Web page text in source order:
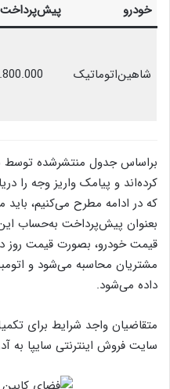
خودرو
شاهین‌‌اتوماتیک
براساس جدول منتشرشده توسط
کرده‌اند و پیامک واریز وجه را
بعنوان پیش‌پرداخت به‌حساب
قیمت خودرو، بصورت قیمت روز
داده می‌شود.
متقاضیان واجد شرایط برای
سایت فروش اینترنتی سایپا به